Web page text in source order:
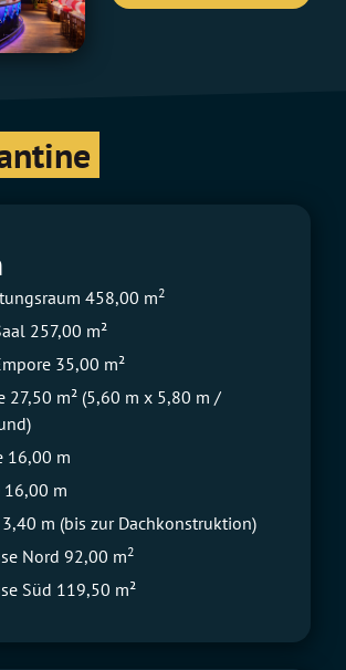
458,00 m2
257,00 m²
35,00 m²
27,50 m² (5,60 m x 5,80 m /
16,00 m
16,00 m
m (bis zur Dachkonstruktion)
Nord 92,00 m2
Süd 119,50 m²